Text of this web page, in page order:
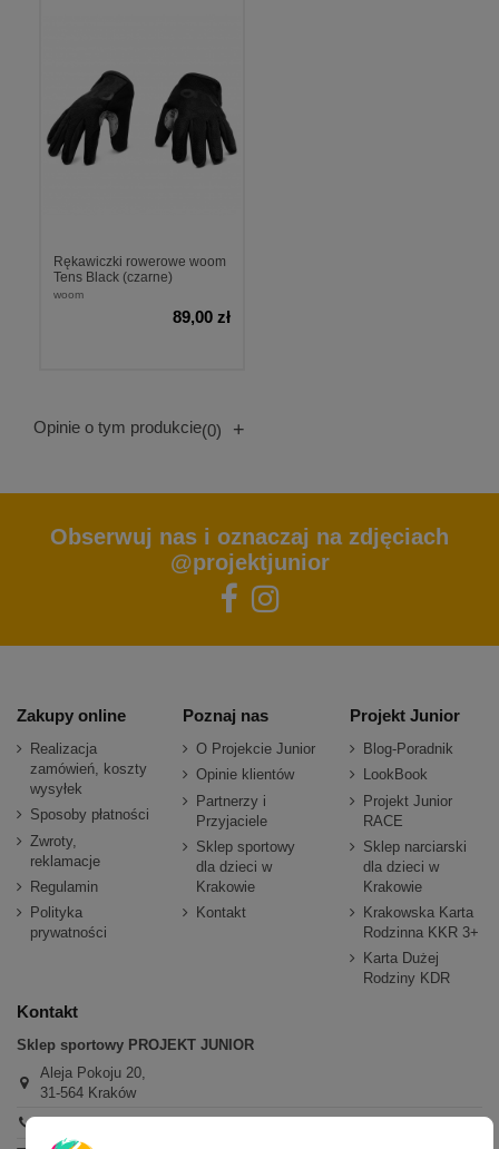
Rękawiczki rowerowe woom
Tens Black (czarne)
woom
89,00 zł
Opinie o tym produkcie(0) +
Obserwuj nas i oznaczaj na zdjęciach
@projektjunior
Zakupy online
Realizacja
zamówień, koszty
wysyłek
Sposoby płatności
Zwroty,
reklamacje
Regulamin
Polityka
prywatności
Poznaj nas
O Projekcie Junior
Opinie klientów
Partnerzy i
Przyjaciele
Sklep sportowy
dla dzieci w
Krakowie
Kontakt
Projekt Junior
Blog-Poradnik
LookBook
Projekt Junior
RACE
Sklep narciarski
dla dzieci w
Krakowie
Krakowska Karta
Rodzinna KKR 3+
Karta Dużej
Rodziny KDR
Kontakt
Sklep sportowy PROJEKT JUNIOR
Aleja Pokoju 20,
31-564 Kraków